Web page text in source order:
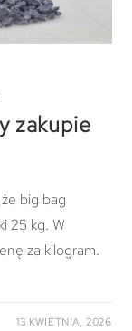
zakupie
big bag
25 kg. W
za kilogram.
13 KWIETNIA, 2026